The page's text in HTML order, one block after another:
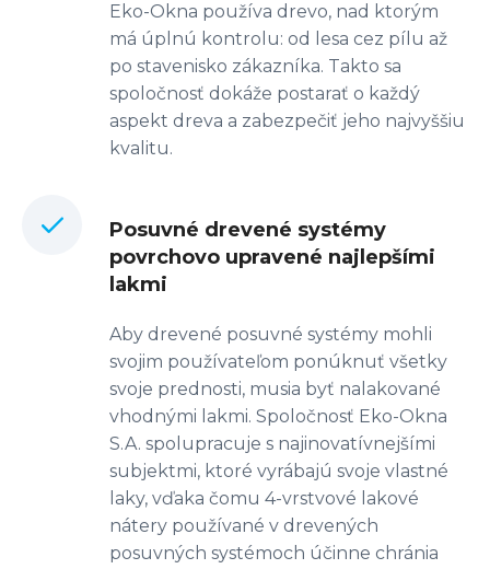
Eko-Okna používa drevo, nad ktorým
má úplnú kontrolu: od lesa cez pílu až
po stavenisko zákazníka. Takto sa
spoločnosť dokáže postarať o každý
aspekt dreva a zabezpečiť jeho najvyššiu
kvalitu.
Posuvné drevené systémy
povrchovo upravené najlepšími
lakmi
Aby drevené posuvné systémy mohli
svojim používateľom ponúknuť všetky
svoje prednosti, musia byť nalakované
vhodnými lakmi. Spoločnosť Eko-Okna
S.A. spolupracuje s najinovatívnejšími
subjektmi, ktoré vyrábajú svoje vlastné
laky, vďaka čomu 4-vrstvové lakové
nátery používané v drevených
posuvných systémoch účinne chránia